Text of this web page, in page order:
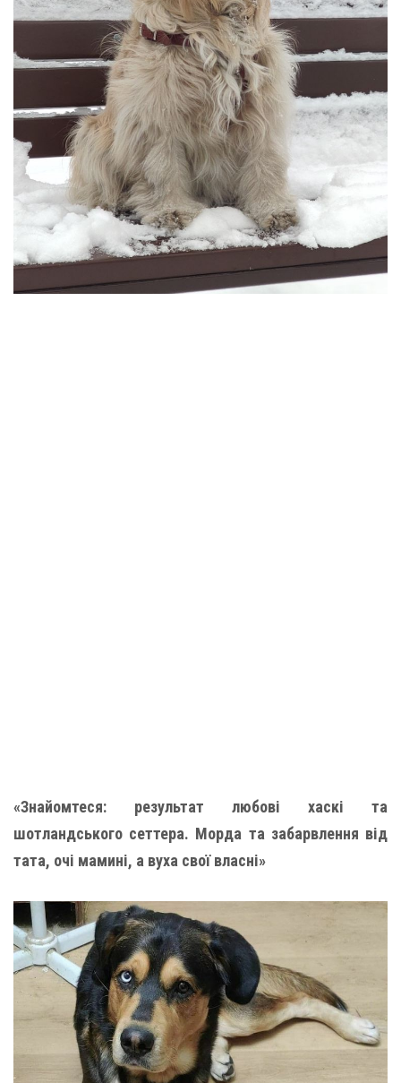
«Знайомтеся: результат любові хаскі та
шотландського сеттера. Морда та забарвлення від
тата, очі мамині, а вуха свої власні»